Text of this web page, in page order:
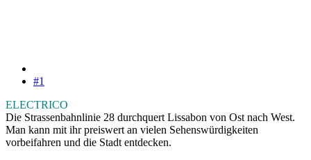
#1
ELECTRICO
Die Strassenbahnlinie 28 durchquert Lissabon von Ost nach West.
Man kann mit ihr preiswert an vielen Sehenswürdigkeiten
vorbeifahren und die Stadt entdecken.